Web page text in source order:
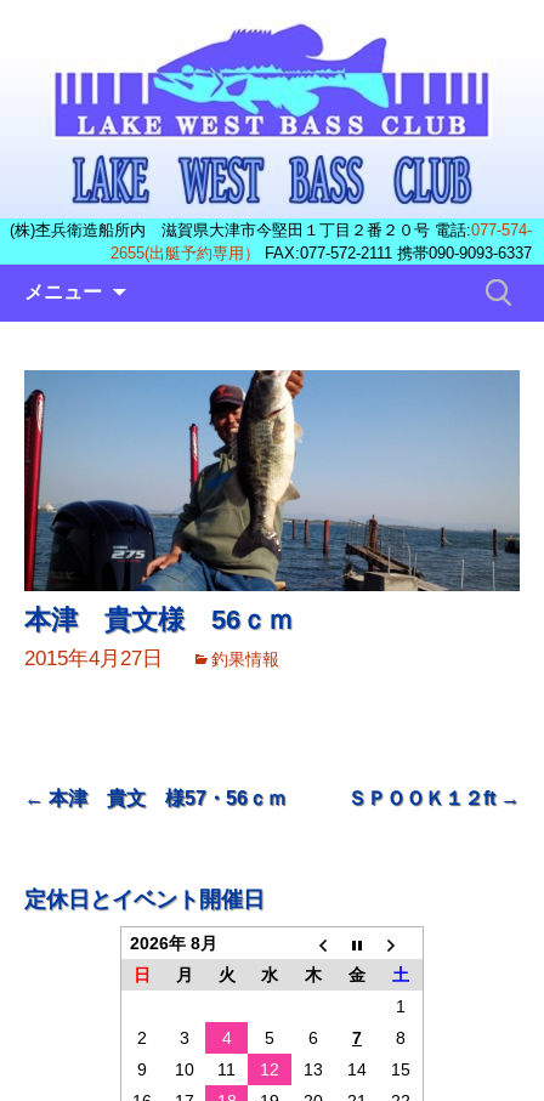
(株)杢兵衛造船所内 滋賀県大津市今堅田１丁目２番２０号 電話:077-574-
2655(出艇予約専用）
FAX:077-572-2111 携帯090-9093-6337
メニュー
ッ
プ
検
索:
本津 貴文様 56ｃｍ
2015年4月27日 釣果情報
ビ
← 本津 貴文 様57・56ｃｍ ＳＰＯＯＫ１２ft →
定休日とイベント開催日
2026年 8月
日
月 火 水 木 金
土
1
2
3 4 5 6 7
8
9
10 11 12 13 14
15